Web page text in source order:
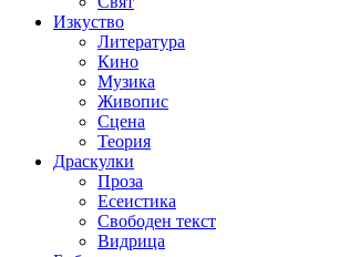
Изкуство
Литература
Кино
Музика
Живопис
Сцена
Теория
Драскулки
Проза
Есеистика
Свободен текст
Видрица